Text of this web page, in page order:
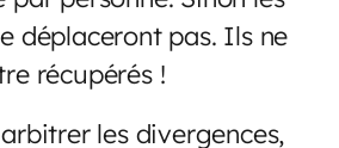
déplaceront pas. Ils ne
récupérés !
les divergences,